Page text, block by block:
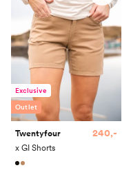
Exclusive
Outlet
Twentyfour
x GI Shorts
240,-